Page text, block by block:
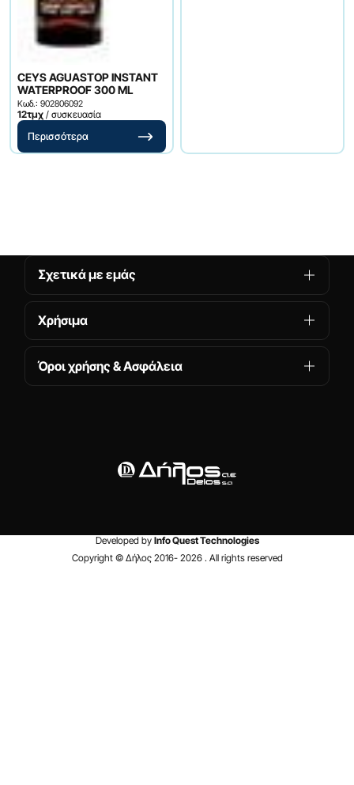
CEYS AGUASTOP INSTANT
WATERPROOF 300 ML
Κωδ.: 902806092
12τμχ / συσκευασία
Περισσότερα
Σχετικά με εμάς
Χρήσιμα
Όροι χρήσης & Ασφάλεια
Developed by Info Quest Technologies
Copyright © Δήλος 2016- 2026. All rights reserved